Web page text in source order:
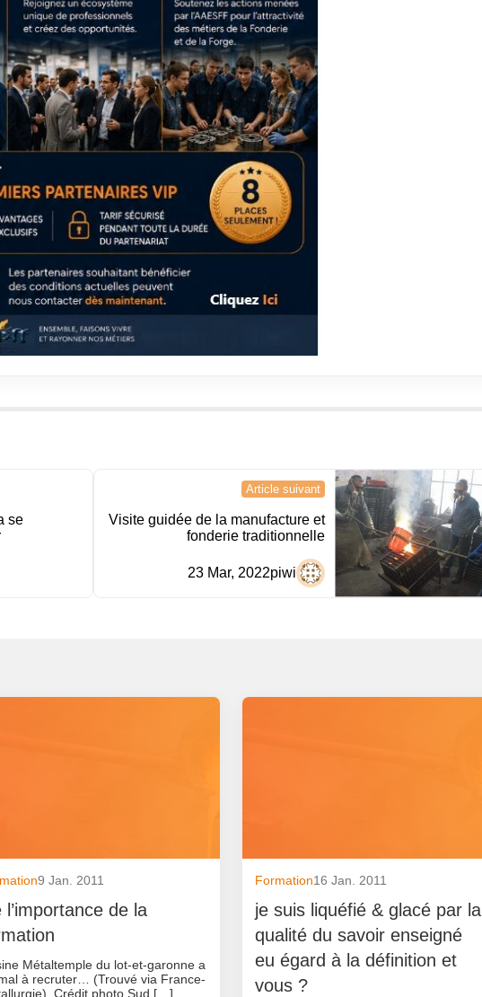
se
Article suivant
Visite guidée de la manufacture et
fonderie traditionnelle
piwi
23 Mar, 2022
9 Jan. 2011
l’importance de la
Métaltemple du lot-et-garonne a
à recruter… (Trouvé via France-
Crédit photo Sud […]
Formation16 Jan. 2011
je suis liquéfié & glacé par la
qualité du savoir enseigné
eu égard à la définition et
vous ?